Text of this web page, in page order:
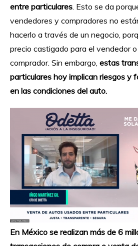
entre particulares. Esto se da
vendedores y compradores no
hacerlo a través de un negocio,
precio castigado para el vendedor
comprador. Sin embargo, estas
particulares hoy implican riesgos y
en las condiciones del auto.
En México se realizan más de 6